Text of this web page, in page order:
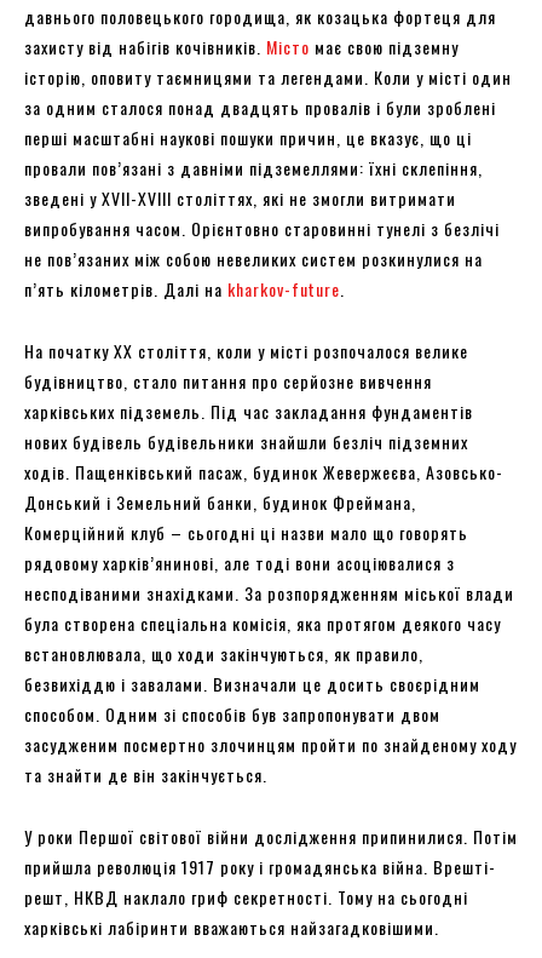
давнього половецького городища, як козацька фортеця для
захисту від набігів кочівників. Місто має свою підземну
історію, оповиту таємницями та легендами. Коли у місті один
за одним сталося понад двадцять провалів і були зроблені
перші масштабні наукові пошуки причин, це вказує, що ці
провали пов’язані з давніми підземеллями: їхні склепіння,
зведені у XVII-XVIII століттях, які не змогли витримати
випробування часом. Орієнтовно старовинні тунелі з безлічі
не пов’язаних між собою невеликих систем розкинулися на
п’ять кілометрів. Далі на kharkov-future
На початку XX століття, коли у місті розпочалося велике
будівництво, стало питання про серйозне вивчення
харківських підземель. Під час закладання фундаментів
нових будівель будівельники знайшли безліч підземних
ходів. Пащенківський пасаж, будинок Жевержеєва, Азовсько-
Донський і Земельний банки, будинок Фреймана,
Комерційний клуб – сьогодні ці назви мало що говорять
рядовому харків’янинові, але тоді вони асоціювалися з
несподіваними знахідками. За розпорядженням міської влади
була створена спеціальна комісія, яка протягом деякого часу
встановлювала, що ходи закінчуються, як правило,
безвихіддю і завалами. Визначали це досить своєрідним
способом. Одним зі способів був запропонувати двом
засудженим посмертно злочинцям пройти по знайденому ходу
та знайти де він закінчується.
У роки Першої світової війни дослідження припинилися. Потім
прийшла революція 1917 року і громадянська війна. Врешті-
решт, НКВД наклало гриф секретності. Тому на сьогодні
харківські лабіринти вважаються найзагадковішими.